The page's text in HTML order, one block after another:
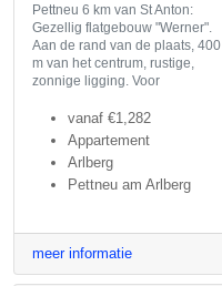
Pettneu 6 km van St Anton:
Gezellig flatgebouw "Werner".
Aan de rand van de plaats, 400
m van het centrum, rustige,
zonnige ligging. Voor
vanaf €1,282
Appartement
Arlberg
Pettneu am Arlberg
meer informatie